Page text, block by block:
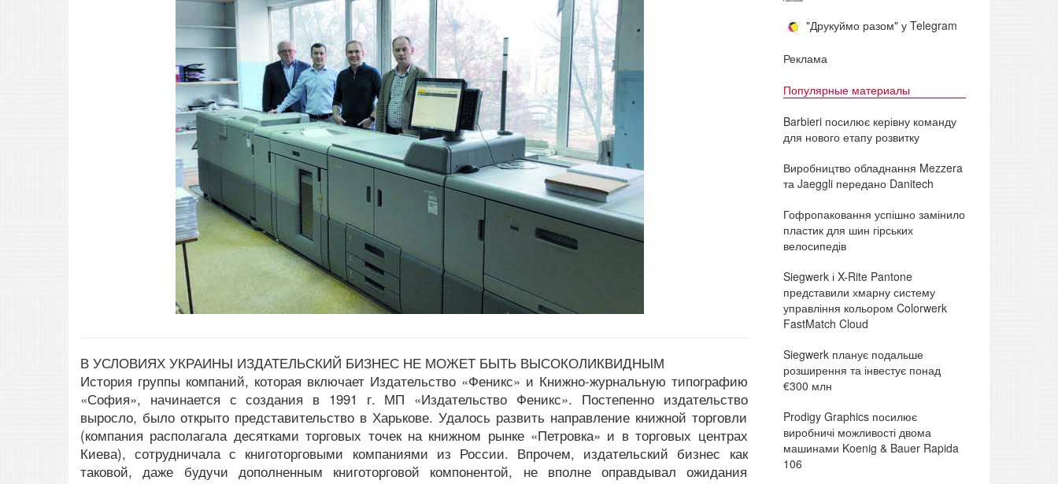
В УСЛОВИЯХ УКРАИНЫ ИЗДАТЕЛЬСКИЙ БИЗНЕС НЕ МОЖЕТ БЫТЬ ВЫСОКОЛИКВИДНЫМ
История группы компаний, которая включает Издательство «Феникс» и Книжно-журнальную типографию
«София», начинается с создания в 1991 г. МП «Издательство Феникс». Постепенно издательство
выросло, было открыто представительство в Харькове. Удалось развить направление книжной торговли
(компания располагала десятками торговых точек на книжном рынке «Петровка» и в торговых центрах
Киева), сотрудничала с книготорговыми компаниями из России. Впрочем, издательский бизнес как
таковой, даже будучи дополненным книготорговой компонентой, не вполне оправдывал ожидания
"Друкуймо разом" у Telegram
Реклама
Популярные материалы
Barbieri посилює керівну команду
для нового етапу розвитку
Виробництво обладнання Mezzera
та Jaeggli передано Danitech
Гофропаковання успішно замінило
пластик для шин гірських
велосипедів
Siegwerk і X-Rite Pantone
представили хмарну систему
управління кольором Colorwerk
FastMatch Cloud
Siegwerk планує подальше
розширення та інвестує понад
€300 млн
Prodigy Graphics посилює
виробничі можливості двома
машинами Koenig & Bauer Rapida
106